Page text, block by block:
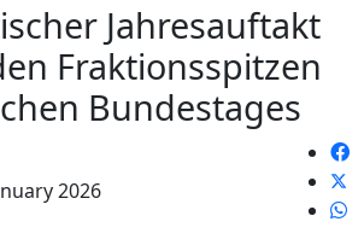
Jahresauftakt
Fraktionsspitzen
Bundestages
2026